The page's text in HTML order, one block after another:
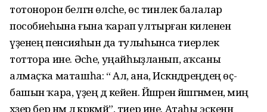
тотонорон белгән өләсәһе, өс тинлек балалар
пособиеһына ғына ҡарап ултырған килененә
үҙенең пенсияһын да тулыһынса тиерлек
тоттора ине. Әсәһе, уңайһыҙланып, аҡсаны
алмаҫҡа маташһа: “ Ал, ана, Искәндәреңдең өҫ-
башын ҡара, үҙең дә кейен. Йәшәрен йәшәгәнмен, миңә
хәҙер бер нәмә лә кәрәкмәй”, тиер ине. Атаһы эскенән